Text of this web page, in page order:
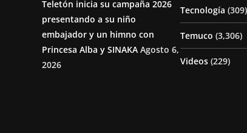
Teletón inicia su campaña 2026
presentando a su niño
embajador y un himno con
Princesa Alba y SINAKA Agosto 6,
2026
Tecnología (309)
Temuco (3,306)
Videos (229)